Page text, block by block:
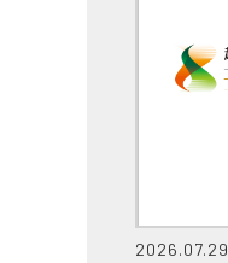
2026.07.29